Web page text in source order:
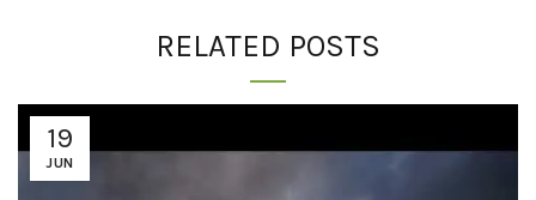
RELATED POSTS
19
JUN